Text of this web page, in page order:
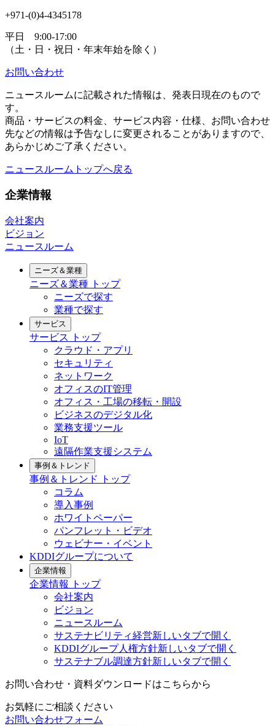
+971-(0)4-4345178
平日 9:00-17:00
（土・日・祝日・年末年始を除く）
お問い合わせ
ニュースルームに記載された情報は、発表日現在のもので
す。
商品・サービスの料金、サービス内容・仕様、お問い合わせ
先などの情報は予告なしに変更されることがありますので、
あらかじめご了承ください。
ニュースルームトップへ戻る
企業情報
会社案内
ビジョン
ニュースルーム
ニーズ＆業種
ニーズ＆業種 トップ
ニーズで探す
業種で探す
サービス
サービス
トップ
クラウド・アプリ
セキュリティ
ネットワーク
オフィスのIT管理
オフィス・工場の移転・開設
ビジネスのデジタル化
業務支援ツール
IoT
遠隔作業支援システム
事例＆トレンド
事例＆トレンド
トップ
コラム
導入事例
ホワイトペーパー
パンフレット・ビデオ
ウェビナー・イベント
KDDIグループについて
企業情報
企業情報
トップ
会社案内
ビジョン
ニュースルーム
サステナビリティ経営新しいタブで開く
KDDIグループ人権方針新しいタブで開く
サステナブル調達方針新しいタブで開く
お問い合わせ・資料ダウンロードはこちらから
お気軽にご相談ください
お問い合わせフォーム